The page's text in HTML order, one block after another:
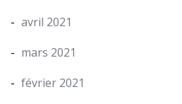
avril 2021
mars 2021
février 2021